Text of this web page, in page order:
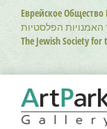
Перейти
основному
содержанию
Еврейское
האמנויות הפלסטיות
The Jewish Society